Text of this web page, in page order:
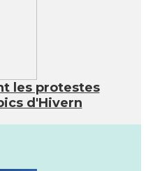
les protestes
d'Hivern